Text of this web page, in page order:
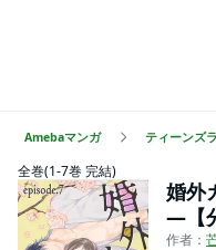
Amebaマンガ ティーンズ
全巻(1-7巻 完結)
婚外
―【
作者：